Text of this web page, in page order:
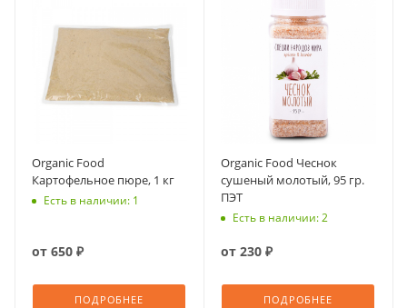
Organic Food
Картофельное пюре, 1 кг
Есть в наличии: 1
от 650 ₽
ПОДРОБНЕЕ
Organic Food Чеснок
сушеный молотый, 95 гр.
ПЭТ
Есть в наличии: 2
от 230 ₽
ПОДРОБНЕЕ